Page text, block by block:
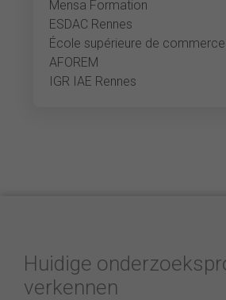
Mensa Formation
ESDAC Rennes
École supérieure de commerce
AFOREM
IGR IAE Rennes
Huidige
verkennen